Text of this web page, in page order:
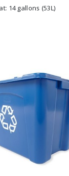
et racloirs pour vitres/
14 gallons (53L)